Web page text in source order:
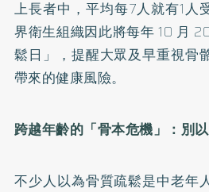
上長者中，平均每7人就有1人
界衛生組織因此將每年 10 月
鬆日」，提醒大眾及早重視骨
帶來的健康風險。
跨越年齡的「骨本危機」：別
不少人以為骨質疏鬆是中老年